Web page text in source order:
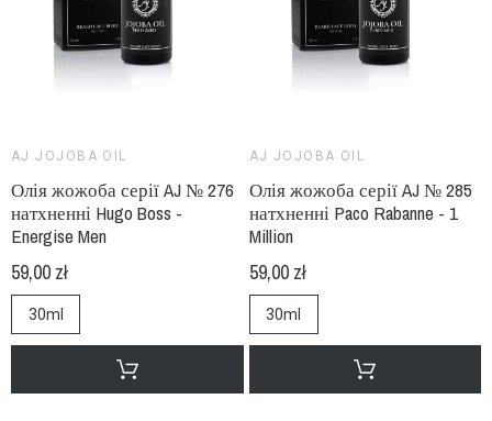
AJ JOJOBA OIL
Олія жожоба серії AJ № 276
натхненні Hugo Boss -
Energise Men
59,00 zł
30ml
AJ JOJOBA OIL
Олія жожоба серії AJ № 285
натхненні Paco Rabanne - 1
Million
59,00 zł
30ml